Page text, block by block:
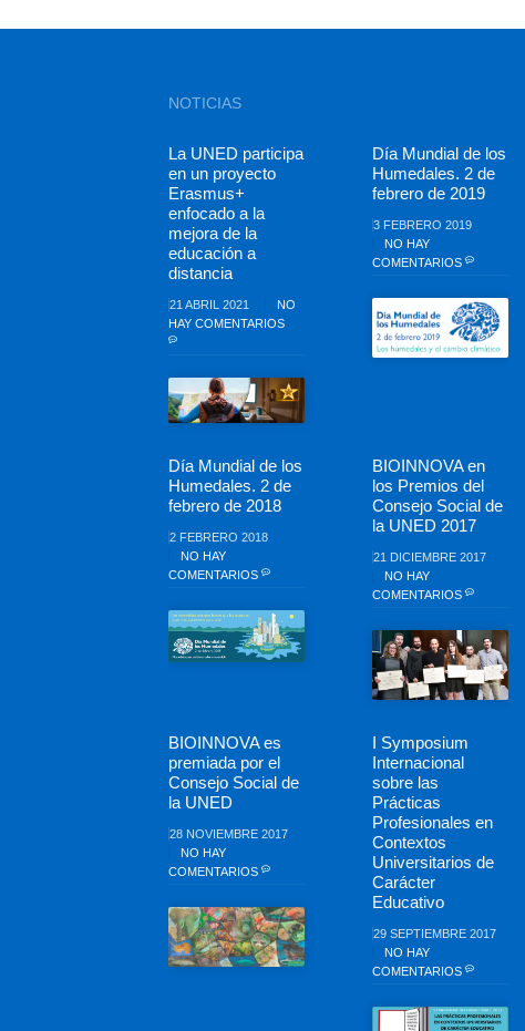
NOTICIAS
La UNED participa
en un proyecto
Erasmus+
enfocado a la
mejora de la
educación a
distancia
21 ABRIL 2021
NO
HAY COMENTARIOS
Día Mundial de los
Humedales. 2 de
febrero de 2019
3 FEBRERO 2019
NO HAY
COMENTARIOS
Día Mundial de los
Humedales. 2 de
febrero de 2018
2 FEBRERO 2018
NO HAY
COMENTARIOS
BIOINNOVA en
los Premios del
Consejo Social de
la UNED 2017
21 DICIEMBRE 2017
NO HAY
COMENTARIOS
BIOINNOVA es
premiada por el
Consejo Social de
la UNED
28 NOVIEMBRE 2017
NO HAY
COMENTARIOS
I Symposium
Internacional
sobre las
Prácticas
Profesionales en
Contextos
Universitarios de
Carácter
Educativo
29 SEPTIEMBRE 2017
NO HAY
COMENTARIOS